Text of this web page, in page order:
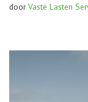
doorVaste Lasten